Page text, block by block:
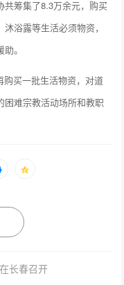
共筹集了8.3万余元，购买
浴露等生活必须物资，
。
买一批生活物资，对道
困难宗教活动场所和教职
长春召开